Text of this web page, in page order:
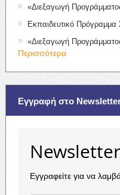
«Διεξαγωγή
Εκπαιδευτικό Πρόγραμμα
«Διεξαγωγή
Περισσότερα
Εγγραφή στο
Newsletter
Εγγραφείτε για να